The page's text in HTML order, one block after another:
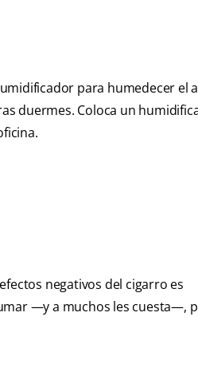
para humedecer el
duermes. Coloca un
negativos del cigarro es
—y a muchos les cuesta—,